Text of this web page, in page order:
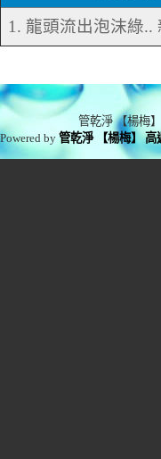
1. 龍頭流出泡沫綠..
管乾淨 【楊梅
Powered by管乾淨 【楊梅】 高